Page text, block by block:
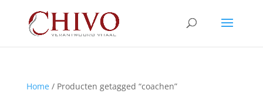
Home/ Producten getagged “coachen”